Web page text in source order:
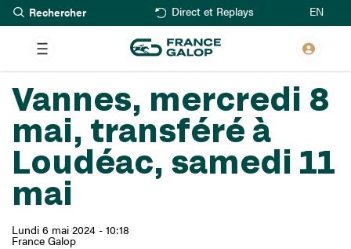
Aller
au
contenu
principal
Rechercher Direct et Replays EN
Vannes, mercredi 8
mai, transféré à
Loudéac, samedi 11
mai
Lundi 6 mai 2024 - 10:18
France Galop